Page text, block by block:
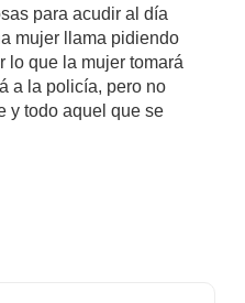
para acudir al día
mujer llama pidiendo
lo que la mujer tomará
a la policía, pero no
y todo aquel que se